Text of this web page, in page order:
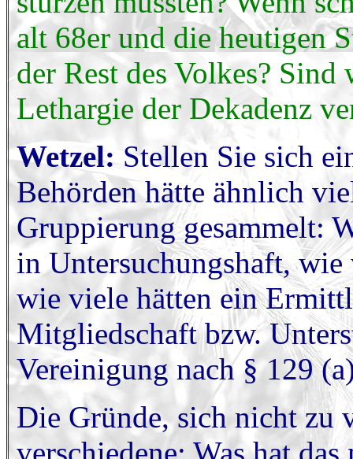
alt 68er und die heutigen
der Rest des Volkes?
Lethargie der Dekadenz
Wetzel: Stellen Sie sich
Behörden hätte ähnlich
Gruppierung gesammelt:
in Untersuchungshaft,
wie viele hätten ein
Mitgliedschaft bzw.
Vereinigung nach § 129
Die Gründe, sich nicht zu